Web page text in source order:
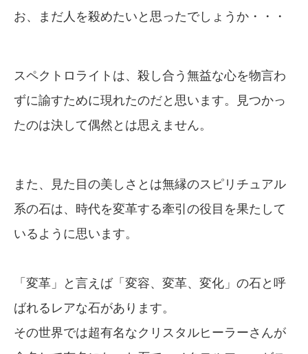
お、まだ人を殺めたいと思ったでしょうか・・・
スペクトロライトは、殺し合う無益な心を物言わ
ずに諭すために現れたのだと思います。見つかっ
たのは決して偶然とは思えません。
また、見た目の美しさとは無縁のスピリチュアル
系の石は、時代を変革する牽引の役目を果たして
いるように思います。
「変革」と言えば「変容、変革、変化」の石と呼
ばれるレアな石があります。
その世界では超有名なクリスタルヒーラーさんが